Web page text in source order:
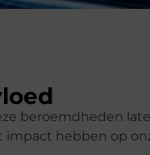
beroemdheden
hebben op